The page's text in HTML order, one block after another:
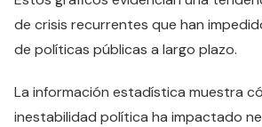
de crisis recurrentes que han
de políticas públicas a largo plazo.
La información estadística muestra
inestabilidad política ha impactado